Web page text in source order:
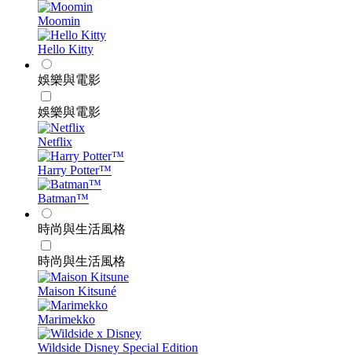
Moomin
Hello Kitty
娛樂與電影
娛樂與電影
Netflix
Harry Potter™
Batman™
時尚與生活風格
時尚與生活風格
Maison Kitsuné
Marimekko
Wildside Disney Special Edition